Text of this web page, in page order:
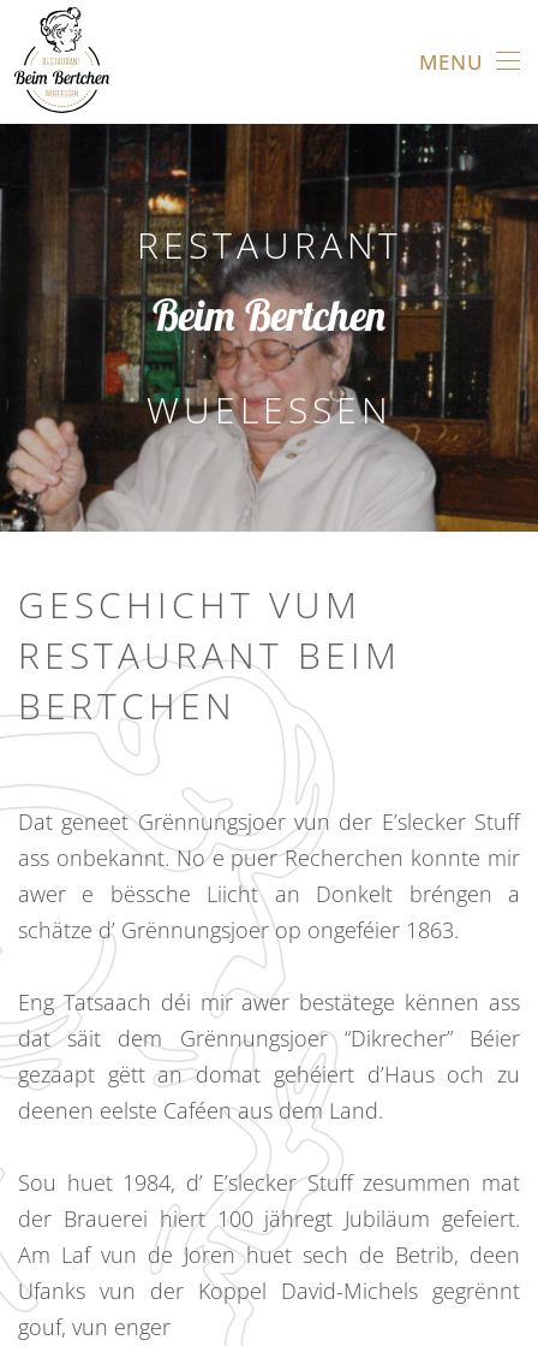
Skip to main content MENU
RESTAURANT
Beim Bertchen
WUELESSEN
GESCHICHT VUM
RESTAURANT BEIM
BERTCHEN
Dat geneet Grënnungsjoer vun der E’slecker Stuff
ass onbekannt. No e puer Recherchen konnte mir
awer e bëssche Liicht an Donkelt bréngen a
schätze d’ Grënnungsjoer op ongeféier 1863.
Eng Tatsaach déi mir awer bestätege kënnen ass
dat säit dem Grënnungsjoer “Dikrecher” Béier
gezaapt gëtt an domat gehéiert d’Haus och zu
deenen eelste Caféen aus dem Land.
Sou huet 1984, d’ E’slecker Stuff zesummen mat
der Brauerei hiert 100 jähregt Jubiläum gefeiert.
Am Laf vun de Joren huet sech de Betrib, deen
Ufanks vun der Koppel David-Michels gegrënnt
gouf, vun enger